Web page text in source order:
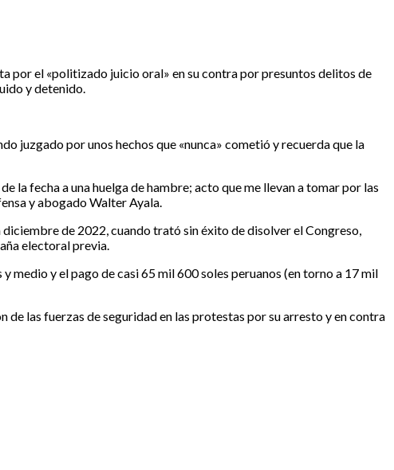
por el «politizado juicio oral» en su contra por presuntos delitos de
y detenido.
juzgado por unos hechos que «nunca» cometió y recuerda que la
la fecha a una huelga de hambre; acto que me llevan a tomar por las
y abogado Walter Ayala.
de 2022, cuando trató sin éxito de disolver el Congreso,
electoral previa.
medio y el pago de casi 65 mil 600 soles peruanos (en torno a 17 mil
las fuerzas de seguridad en las protestas por su arresto y en contra